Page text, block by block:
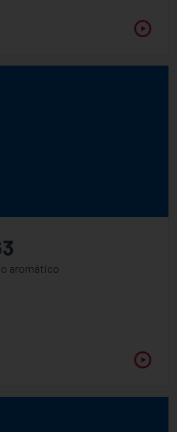
de deslizamento
de radicais livres
Livre - Tipo I
Livre - Tipo II
aromático